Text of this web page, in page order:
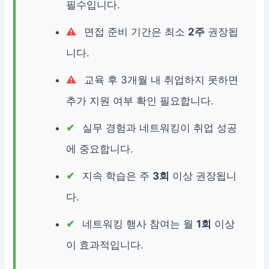
필수입니다.
면접 준비 기간은 최소 2주 권장됩
니다.
교육 후 3개월 내 취업하지 못하면
추가 지원 여부 확인 필요합니다.
실무 경험과 네트워킹이 취업 성공
에 중요합니다.
지속 학습은 주 3회 이상 권장됩니
다.
네트워킹 행사 참여는 월1회 이상
이 효과적입니다.